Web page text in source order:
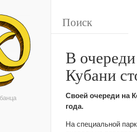
В
Кубани
Своей очереди на
года.
На специальной